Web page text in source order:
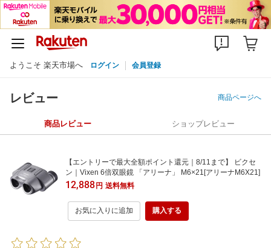
ようこそ 楽天市場へ ログイン 会員登録
レビュー 商品ページへ
商品レビュー ショップレビュー
【エントリーで最大全額ポイント還元｜8/11まで】 ビクセ
ン｜Vixen 6倍双眼鏡 「アリーナ」 M6×21[アリーナM6X21]
12,888円 送料無料
お気に入りに追加 購入する